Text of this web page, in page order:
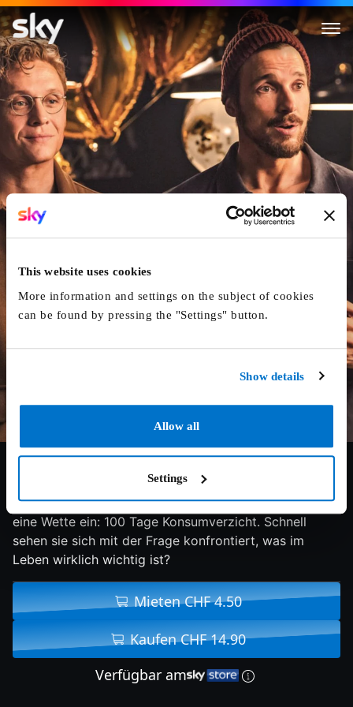
This website uses cookies
More information and settings on the subject of cookies
can be found by pressing the "Settings" button.
Show details
Allow all
Settings
100 Dinge
6.6/10 2018 90 min Komödie
Wer ist besser - Paul oder Toni? Eines Tages gehen sie
eine Wette ein: 100 Tage Konsumverzicht. Schnell
sehen sie sich mit der Frage konfrontiert, was im
Leben wirklich wichtig ist?
Mieten CHF 4.50
Kaufen CHF 14.90
Verfügbar am